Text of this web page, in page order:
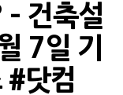
건축설
7일 기
#닷컴